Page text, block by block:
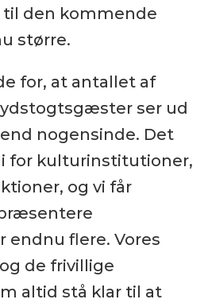
den kommende
større.
for, at antallet af
ser ud
nogensinde. Det
for kulturinstitutioner,
og vi får
endnu flere. Vores
de frivillige
altid stå klar til at